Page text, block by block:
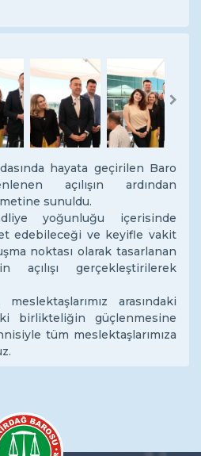
Next
hayata geçirilen Baro
açılışın ardından
sunuldu.
adliye yoğunluğu içerisinde
edebileceği ve keyifle vakit
noktası olarak tasarlanan
açılışı gerçekleştirilerek
arasındaki
birlikteliğin güçlenmesine
tüm meslektaşlarımıza